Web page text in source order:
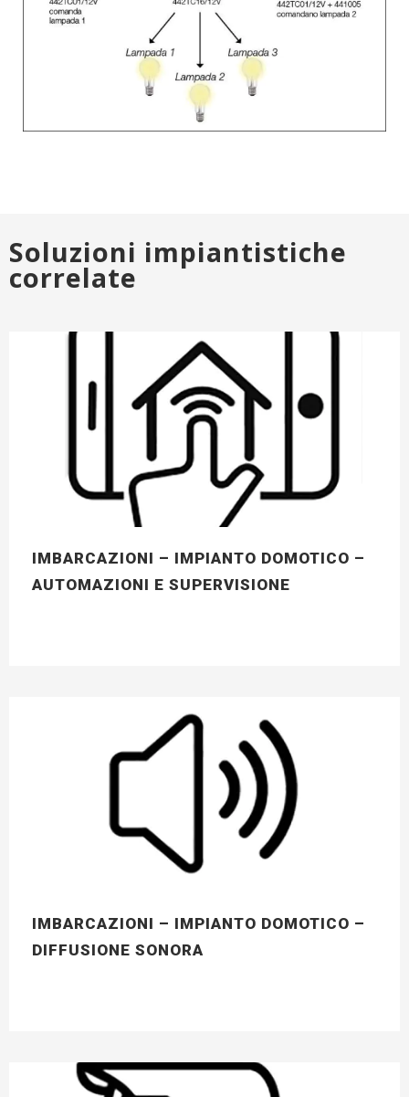
Soluzioni impiantistiche
correlate
IMBARCAZIONI – IMPIANTO DOMOTICO –
AUTOMAZIONI E SUPERVISIONE
IMBARCAZIONI – IMPIANTO DOMOTICO –
DIFFUSIONE SONORA